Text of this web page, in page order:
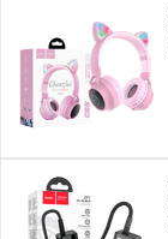
kafu
oprema